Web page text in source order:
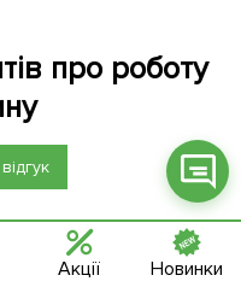
про роботу
(загальний рейтинг: 4.7)
Онлайн чат
Акції Новинки